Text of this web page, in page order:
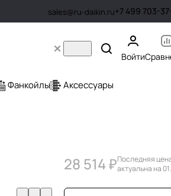
sales@ru-daikin.ru+7 499 703-
Войти
Фанкойлы Аксессуары
28 514 ₽Последняя
актуальна на